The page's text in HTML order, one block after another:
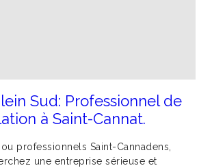
Sud: Professionnel de
à Saint-Cannat.
professionnels Saint-Cannadens,
une entreprise sérieuse et